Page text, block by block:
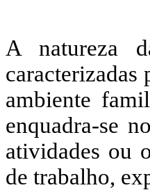
A natureza
caracterizadas
ambiente
enquadra-se
atividades ou
de trabalho,